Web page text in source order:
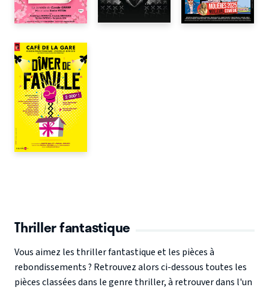
Thriller fantastique
Vous aimez les thriller fantastique et les pièces à
rebondissements ? Retrouvez alors ci-dessous toutes les
pièces classées dans le genre thriller, à retrouver dans l'un